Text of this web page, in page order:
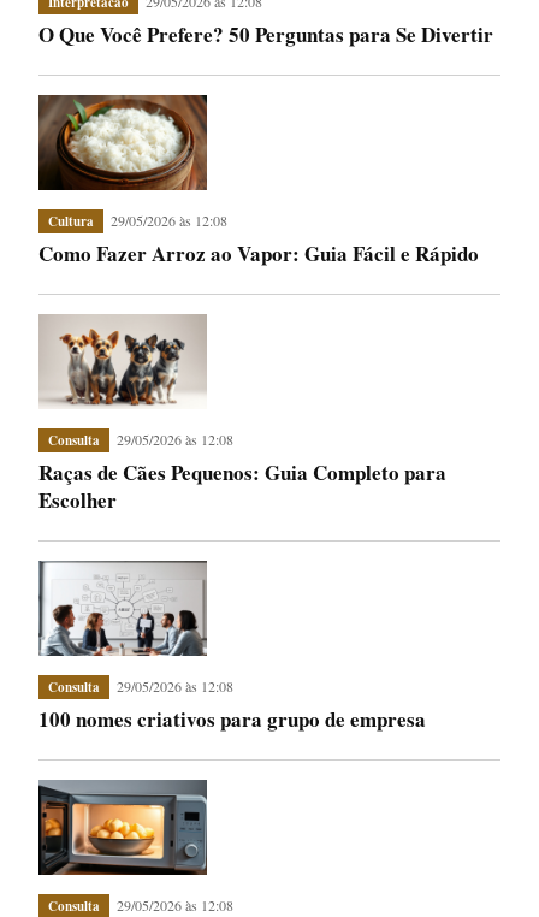
O Que Você Prefere? 50 Perguntas para Se Divertir
Cultura 29/05/2026 às 12:08
Como Fazer Arroz ao Vapor: Guia Fácil e Rápido
Consulta 29/05/2026 às 12:08
Raças de Cães Pequenos: Guia Completo para
Escolher
Consulta 29/05/2026 às 12:08
100 nomes criativos para grupo de empresa
Consulta 29/05/2026 às 12:08